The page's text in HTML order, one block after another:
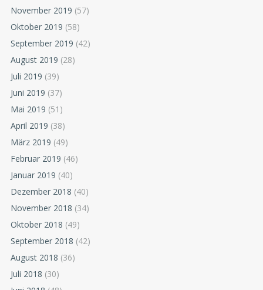
November 2019 (57)
Oktober 2019 (58)
September 2019 (42)
August 2019 (28)
Juli 2019 (39)
Juni 2019 (37)
Mai 2019 (51)
April 2019 (38)
März 2019 (49)
Februar 2019 (46)
Januar 2019 (40)
Dezember 2018 (40)
November 2018 (34)
Oktober 2018 (49)
September 2018 (42)
August 2018 (36)
Juli 2018 (30)